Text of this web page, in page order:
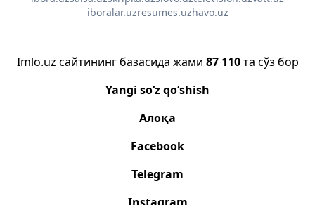
iboralar.uzresumes.uzhavo.uz
Imlo.uz сайтининг базасида жами 87 110та сўз бор
Yangi so‘z qo‘shish
Алоқа
Facebook
Telegram